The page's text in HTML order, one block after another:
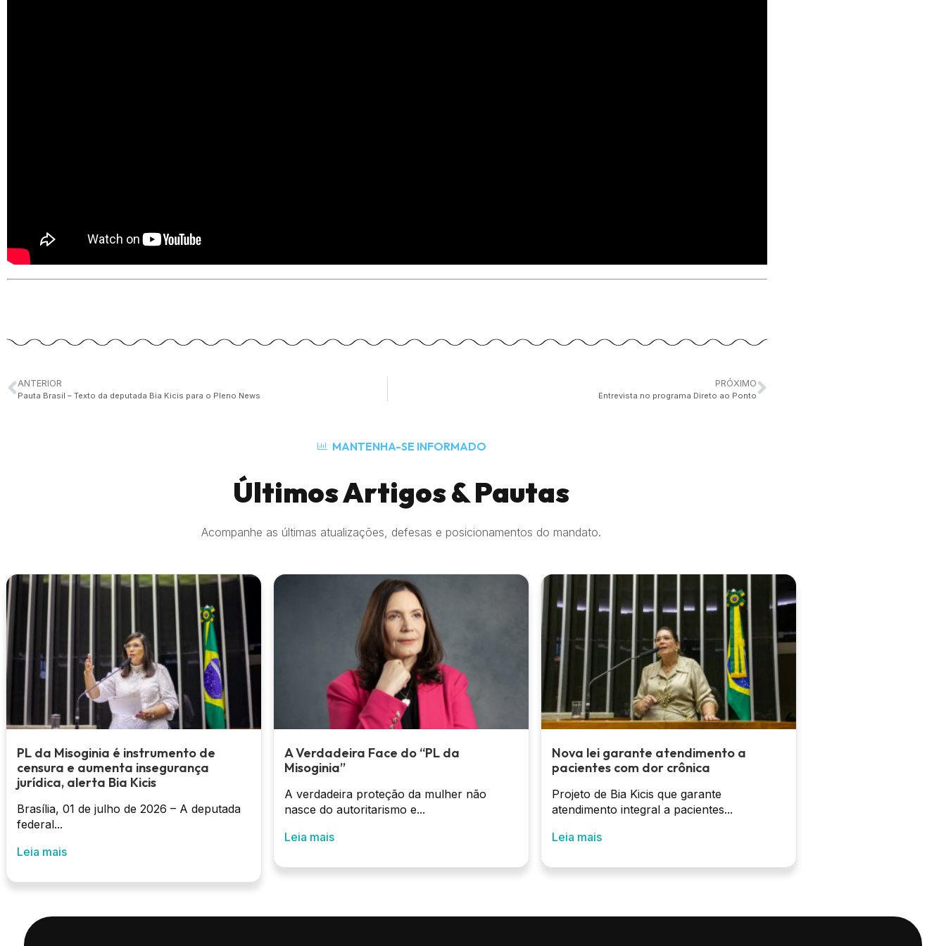
ANTERIOR
Pauta Brasil – Texto da deputada Bia Kicis para o Pleno News
PRÓXIMO
Entrevista no programa Direto ao Ponto
MANTENHA-SE INFORMADO
Últimos Artigos & Pautas
Acompanhe as últimas atualizações, defesas e posicionamentos do mandato.
PL da Misoginia é instrumento de
censura e aumenta insegurança
jurídica, alerta Bia Kicis
Brasília, 01 de julho de 2026 – A deputada
federal...
Leia mais
A Verdadeira Face do “PL da
Misoginia”
A verdadeira proteção da mulher não
nasce do autoritarismo e...
Leia mais
Nova lei garante atendimento a
pacientes com dor crônica
Projeto de Bia Kicis que garante
atendimento integral a pacientes...
Leia mais